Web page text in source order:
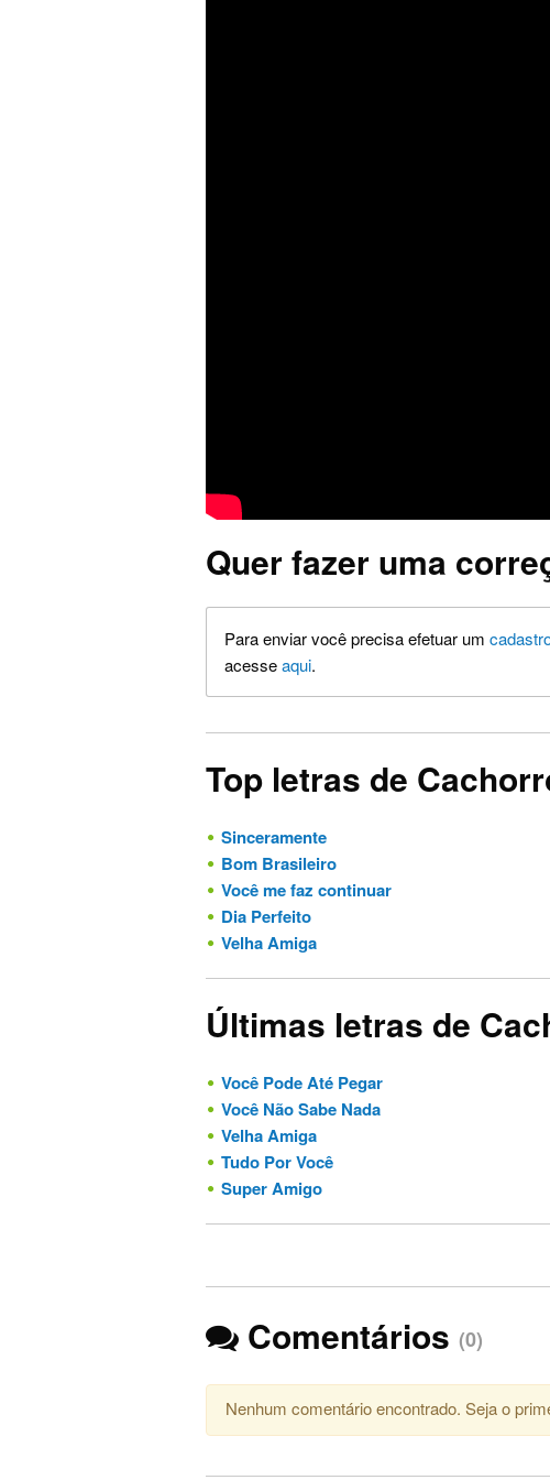
Quer fazer uma
Para enviar você precisa efetuar um
acesseaqui.
Top letras de
Sinceramente
Bom Brasileiro
Você me faz continuar
Dia Perfeito
Velha Amiga
Últimas letras de
Você Pode Até Pegar
Você Não Sabe Nada
Velha Amiga
Tudo Por Você
Super Amigo
Comentários (0)
Nenhum comentário encontrado. Seja o